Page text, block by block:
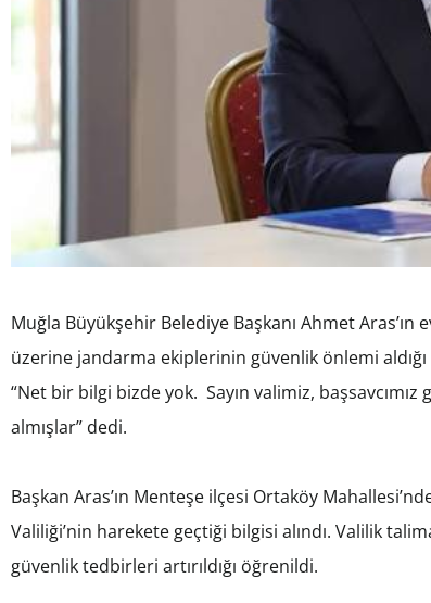
Muğla Büyükşehir Belediye Başkanı Ahmet
üzerine jandarma ekiplerinin güvenlik önlemi
“Net bir bilgi bizde yok. Sayın valimiz,
almışlar” dedi.
Başkan Aras’ın Menteşe ilçesi Ortaköy
Valiliği’nin harekete geçtiği bilgisi alındı. Valilik
güvenlik tedbirleri artırıldığı öğrenildi.